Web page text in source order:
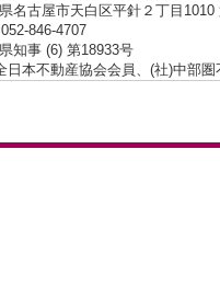
名古屋市天白区平針２丁目
846-4707
知事 (6) 第18933号
日本不動産協会会員、(社)中部